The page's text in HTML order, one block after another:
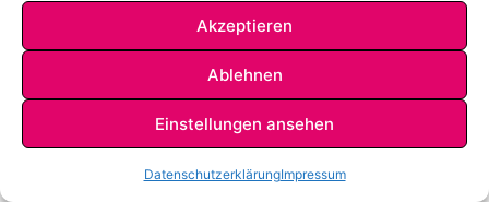
Akzeptieren
Ablehnen
Einstellungen ansehen
DatenschutzerklärungImpressum
DATENSCHUTZKONTAKT